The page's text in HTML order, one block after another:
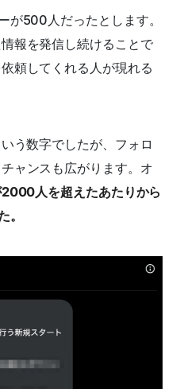
が500人だったとします。
報を発信し続けることで
頼してくれる人が現れる
う数字でしたが、フォロ
ャンスも広がります。オ
人を超えたあたりから
。